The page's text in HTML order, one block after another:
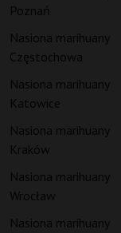
Poznań
Nasiona marihuany
Częstochowa
Nasiona marihuany
Katowice
Nasiona marihuany
Kraków
Nasiona marihuany
Wrocław
Nasiona marihuany